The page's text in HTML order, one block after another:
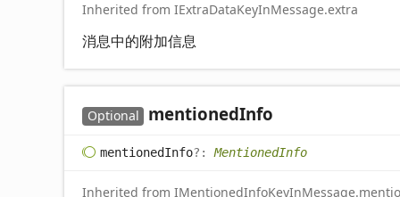
Inherited from IExtraDataKeyInMessage.extra
消息中的附加信息
Optional mentionedInfo
mentionedInfo?: MentionedInfo
Inherited from